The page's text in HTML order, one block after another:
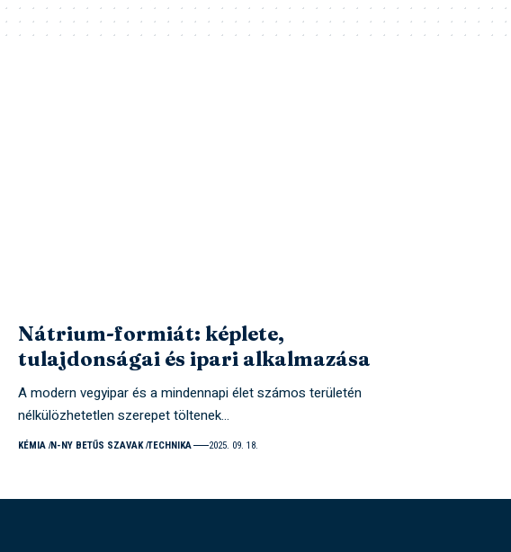
Nátrium-formiát: képlete,
tulajdonságai és ipari alkalmazása
A modern vegyipar és a mindennapi élet számos területén
nélkülözhetetlen szerepet töltenek…
KÉMIA N-NY BETŰS SZAVAK TECHNIKA 2025. 09. 18.